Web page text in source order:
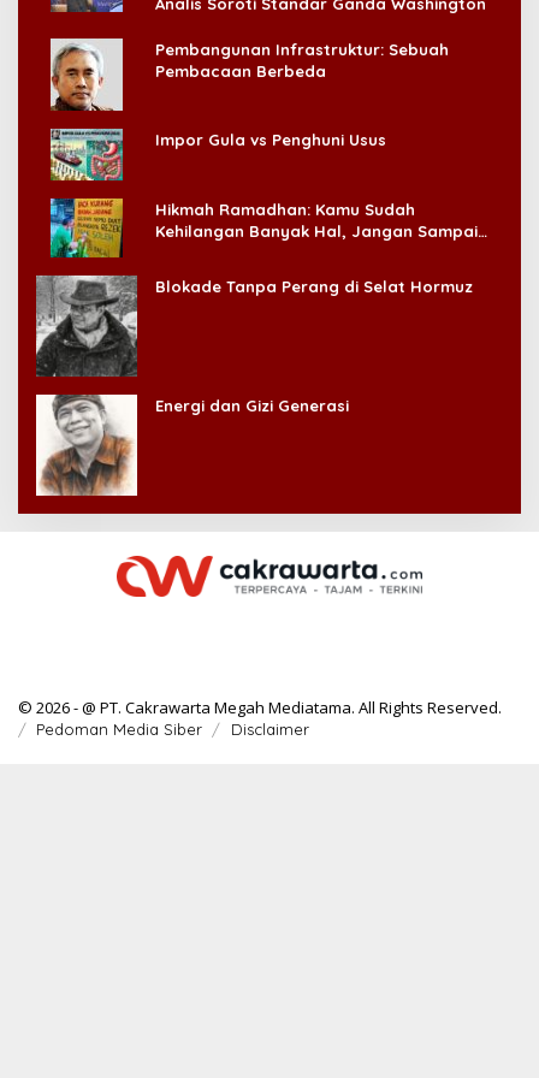
Pembangunan Infrastruktur: Sebuah
Pembacaan Berbeda
Impor Gula vs Penghuni Usus
Hikmah Ramadhan: Kamu Sudah
Kehilangan Banyak Hal, Jangan Sampai
Blokade Tanpa Perang di Selat Hormuz
Energi dan Gizi Generasi
© 2026 - @ PT. Cakrawarta Megah Mediatama. All Rights Reserved.
Pedoman Media Siber Disclaimer